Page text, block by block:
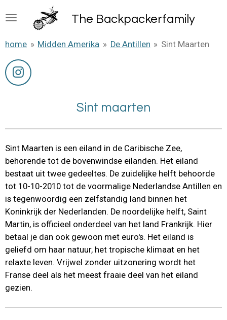
direct
de
hoofdinhoud
The Backpackerfamily
home » Midden Amerika » De Antillen » Sint Maarten
I
n
a
r
a
m
Sint maarten
Sint Maarten is een eiland in de Caribische Zee,
behorende tot de bovenwindse eilanden. Het eiland
bestaat uit twee gedeeltes. De zuidelijke helft behoorde
tot 10-10-2010 tot de voormalige Nederlandse Antillen en
is tegenwoordig een zelfstandig land binnen het
Koninkrijk der Nederlanden. De noordelijke helft, Saint
Martin, is officieel onderdeel van het land Frankrijk. Hier
betaal je dan ook gewoon met euro's. Het eiland is
geliefd om haar natuur, het tropische klimaat en het
relaxte leven. Vrijwel zonder uitzonering wordt het
Franse deel als het meest fraaie deel van het eiland
gezien.